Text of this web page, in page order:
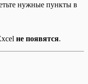
нужные пункты в
не появятся.